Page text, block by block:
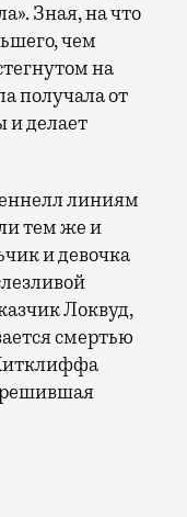
Зная, на что
чем
на
получала от
и делает
линиям
тем же и
и девочка
Локвуд,
смертью
решившая